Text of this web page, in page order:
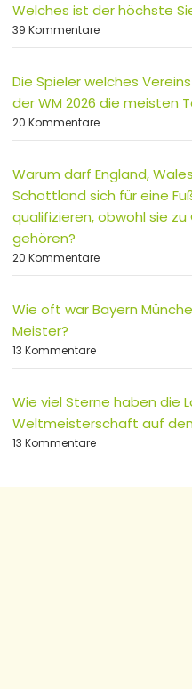
Welches ist der höchste
39 Kommentare
Die Spieler welches
der WM 2026 die meisten
20 Kommentare
Warum darf England,
Schottland sich für eine
qualifizieren, obwohl sie
gehören?
20 Kommentare
Wie oft war Bayern
Meister?
13 Kommentare
Wie viel Sterne haben die
Weltmeisterschaft auf
13 Kommentare